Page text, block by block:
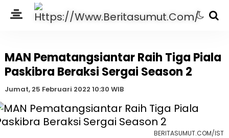
MAN Pematangsiantar Raih Tiga Piala
Paskibra Beraksi Sergai Season 2
Jumat, 25 Februari 2022 10:30 WIB
BERITASUMUT.COM/IST